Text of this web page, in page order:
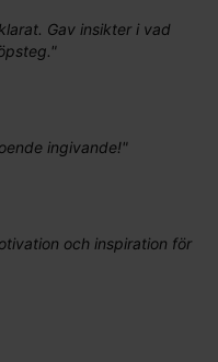
Gav insikter i vad
"
ingivande!"
och inspiration för